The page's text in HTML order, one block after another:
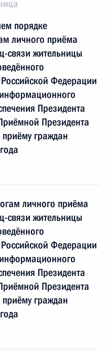
порядке
личного приёма
связи жительницы
Федерации
Президента
Президента
граждан
личного приёма
связи жительницы
Федерации
Президента
Президента
граждан